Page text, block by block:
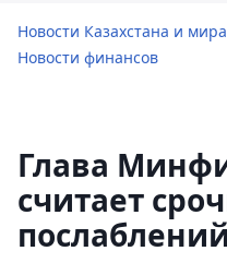
Новости Казахстана и
Новости финансов
Глава
считает